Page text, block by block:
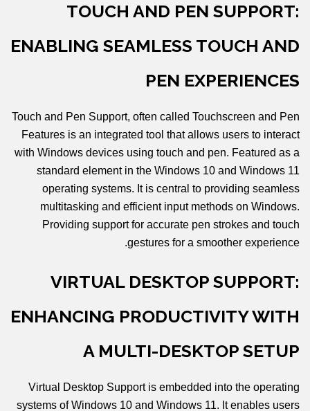
TOUCH AND PEN SUPPORT:
ENABLING SEAMLESS TOUCH AND
PEN EXPERIENCES
Touch and Pen Support, often called Touchscreen and Pen
Features is an integrated tool that allows users to interact
with Windows devices using touch and pen. Featured as a
standard element in the Windows 10 and Windows 11
operating systems. It is central to providing seamless
multitasking and efficient input methods on Windows.
Providing support for accurate pen strokes and touch
gestures for a smoother experience.
VIRTUAL DESKTOP SUPPORT:
ENHANCING PRODUCTIVITY WITH
A MULTI-DESKTOP SETUP
Virtual Desktop Support is embedded into the operating
systems of Windows 10 and Windows 11. It enables users